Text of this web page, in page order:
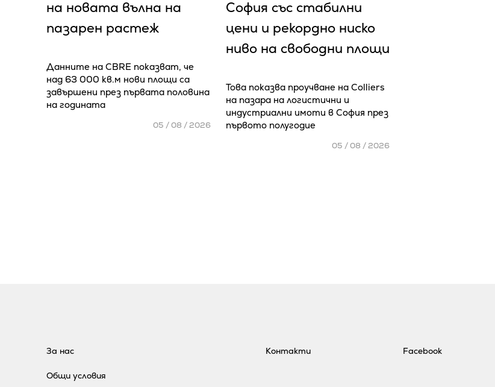
на новата вълна на
пазарен растеж
Данните на CBRE показват, че
над 63 000 кв.м нови площи са
завършени през първата половина
на годината
05 / 08 / 2026
София със стабилни
цени и рекордно ниско
ниво на свободни площи
Това показва проучване на Colliers
на пазара на логистични и
индустриални имоти в София през
първото полугодие
05 / 08 / 2026
За нас
Общи условия
Контакти Facebook